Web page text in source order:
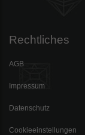
Rechtliches
AGB
Impressum
Datenschutz
Cookieeinstellungen